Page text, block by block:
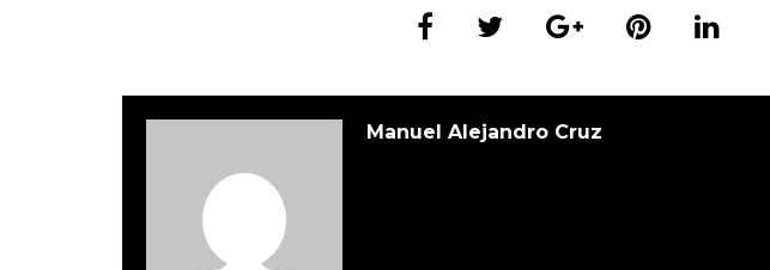
Manuel Alejandro Cruz